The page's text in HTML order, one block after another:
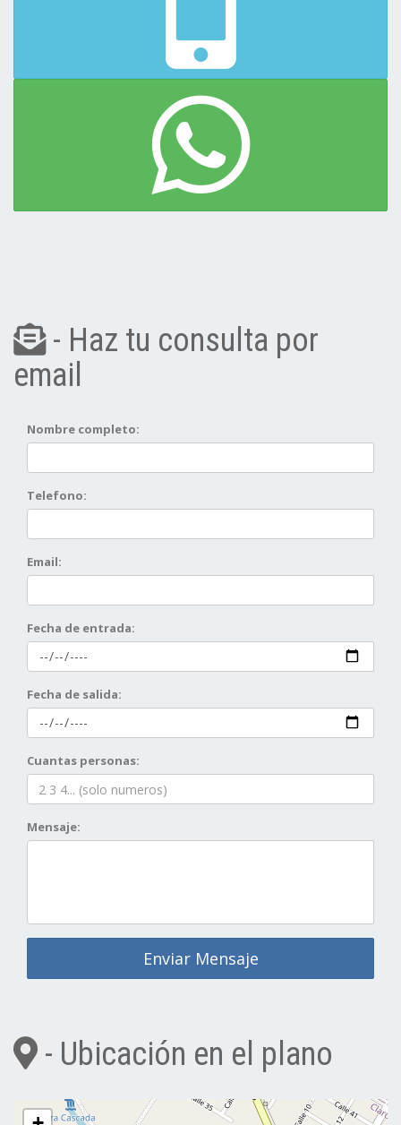
- Haz tu consulta por
email
Nombre completo:
Telefono:
Email:
Fecha de entrada:
Fecha de salida:
Cuantas personas:
Mensaje:
Enviar Mensaje
- Ubicación en el plano